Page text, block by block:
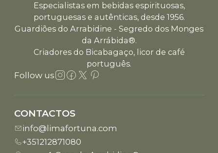
Especialistas em bebidas espirituosas,
portuguesas e autênticas, desde 1956.
Guardiões do Arrabidine - Segredo dos Monges
da Arrábida®.
Criadores do Bicabagaço, licor de café
português.
Follow us
CONTACTOS
info@limafortuna.com
+351212871080